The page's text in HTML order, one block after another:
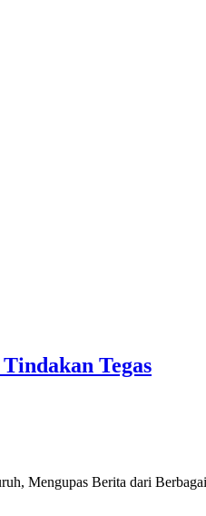
Tegas
Mengupas Berita dari